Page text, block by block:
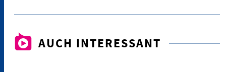
AUCH INTERESSANT